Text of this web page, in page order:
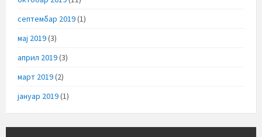
септембар 2019(1)
мај 2019(3)
април 2019(3)
март 2019(2)
јануар 2019(1)